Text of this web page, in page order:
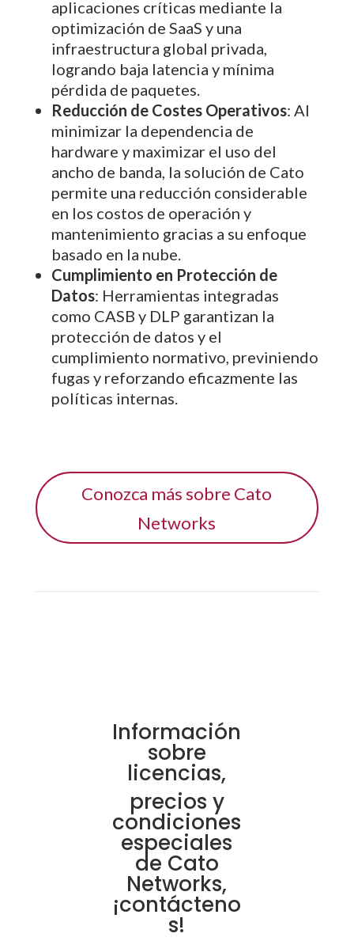
aplicaciones críticas mediante la
optimización de SaaS y una
infraestructura global privada,
logrando baja latencia y mínima
pérdida de paquetes.
Reducción de Costes Operativos: Al
minimizar la dependencia de
hardware y maximizar el uso del
ancho de banda, la solución de Cato
permite una reducción considerable
en los costos de operación y
mantenimiento gracias a su enfoque
basado en la nube.
Cumplimiento en Protección de
Datos: Herramientas integradas
como CASB y DLP garantizan la
protección de datos y el
cumplimiento normativo, previniendo
fugas y reforzando eficazmente las
políticas internas.
Conozca más sobre Cato
Networks
Información
sobre
licencias,
precios y
condiciones
especiales
de Cato
Networks,
¡contácteno
s!